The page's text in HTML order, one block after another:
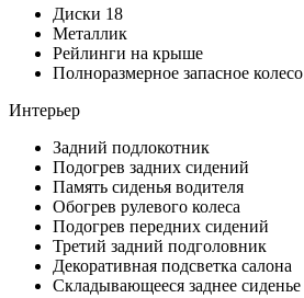
Диски 18
Металлик
Рейлинги на крыше
Полноразмерное запасное колесо
Интерьер
Задний подлокотник
Подогрев задних сидений
Память сиденья водителя
Обогрев рулевого колеса
Подогрев передних сидений
Третий задний подголовник
Декоративная подсветка салона
Складывающееся заднее сиденье